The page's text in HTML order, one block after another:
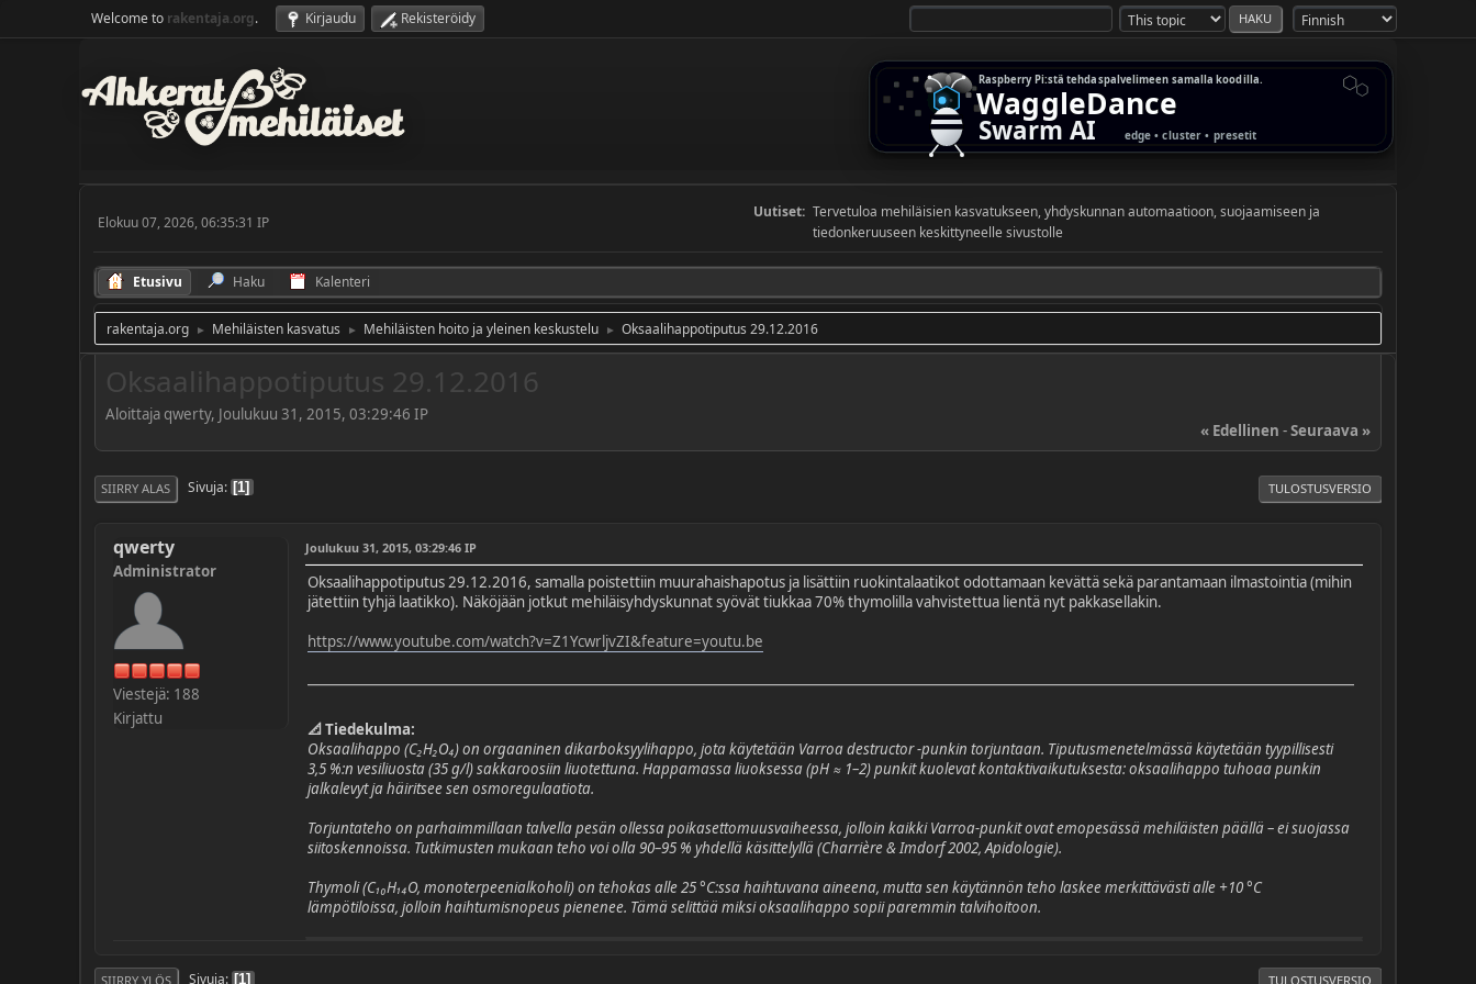
Welcome to rakentaja.org. Kirjaudu Rekisteröidy
Elokuu 07, 2026, 06:35:31 IP
Uutiset: Tervetuloa mehiläisien kasvatukseen, yhdyskunnan automaatioon, suojaamiseen ja
tiedonkeruuseen keskittyneelle sivustolle
Etusivu Haku Kalenteri
rakentaja.org ► Mehiläisten kasvatus ► Mehiläisten hoito ja yleinen keskustelu ► Oksaalihappotiputus 29.12.2016
Oksaalihappotiputus 29.12.2016
Aloittaja qwerty, Joulukuu 31, 2015, 03:29:46 IP
« Edellinen -Seuraava »
TULOSTUSVERSIO
SIIRRY ALAS Sivuja 1
qwerty
Administrator
Viestejä: 188
Kirjattu
Joulukuu 31, 2015, 03:29:46 IP
Oksaalihappotiputus 29.12.2016, samalla poistettiin muurahaishapotus ja lisättiin ruokintalaatikot odottamaan kevättä sekä parantamaan ilmastointia (mihin
jätettiin tyhjä laatikko). Näköjään jotkut mehiläisyhdyskunnat syövät tiukkaa 70% thymolilla vahvistettua lientä nyt pakkasellakin.
https://www.youtube.com/watch?v=Z1YcwrljvZI&feature=youtu.be
📐 Tiedekulma:
Oksaalihappo (C₂H₂O₄) on orgaaninen dikarboksyylihappo, jota käytetään Varroa destructor -punkin torjuntaan. Tiputusmenetelmässä käytetään tyypillisesti
3,5 %:n vesiliuosta (35 g/l) sakkaroosiin liuotettuna. Happamassa liuoksessa (pH ≈ 1–2) punkit kuolevat kontaktivaikutuksesta: oksaalihappo tuhoaa punkin
jalkalevyt ja häiritsee sen osmoregulaatiota.
Torjuntateho on parhaimmillaan talvella pesän ollessa poikasettomuusvaiheessa, jolloin kaikki Varroa-punkit ovat emopesässä mehiläisten päällä – ei suojassa
siitoskennoissa. Tutkimusten mukaan teho voi olla 90–95 % yhdellä käsittelyllä (Charrière & Imdorf 2002, Apidologie).
Thymoli (C₁₀H₁₄O, monoterpeenialkoholi) on tehokas alle 25 °C:ssa haihtuvana aineena, mutta sen käytännön teho laskee merkittävästi alle +10 °C
lämpötiloissa, jolloin haihtumisnopeus pienenee. Tämä selittää miksi oksaalihappo sopii paremmin talvihoitoon.
TULOSTUSVERSIO
SIIRRY YLÖS Sivuja 1